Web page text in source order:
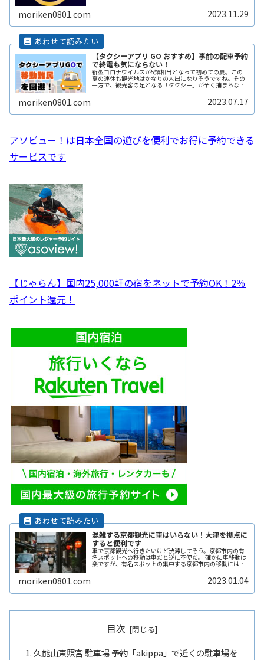
moriken0801.com 2023.11.29
【タクシーアプリ GO おすすめ】事前の配車予約
で終電も気にならない！
新型コロナウイルスが5類相当となって初めての夏。この
夏の連休も観光地はかなりの人出になりそうですね。その
一方で、観光客の足となる「タクシー」が全く捕まらな
い、という問題も出てきているようです。また夜遅くまで
遊んで終電を逃した方へもおススメすReadMore...
moriken0801.com 2023.07.17
アソビュー！は日本全国の遊びを便利でお得に予約できる
サービスです
【じゃらん】国内25,000軒の宿をネットで予約OK！2％
ポイント還元！
混雑する京都観光に車はいらない！大津を拠点に
すると便利です
車で京都観光へ行きたいけど渋滞してそう。京都市内の有
名スポットへの移動は車だと逆に不便だ。 確かに車移動は
楽ですが、有名スポットの集中する京都市内の移動には、
におすすめの方法があります。 それは京都から少しはなれ
moriken0801.com 2023.01.04
目次
久能山東照宮 駐車場 予約「akippa」で近くの駐車場を